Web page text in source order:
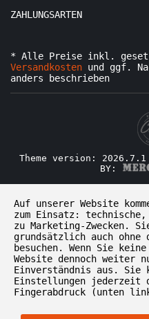
ZAHLUNGSARTEN
* Alle Preise inkl.
Versandkosten und ggf.
anders beschrieben
Theme version: 2026.7.1
BY:
Auf unserer Website
zum Einsatz:
zu Marketing-Zwecken.
grundsätzlich auch ohne
besuchen. Wenn Sie
Website dennoch weiter
Einverständnis aus. Sie
Einstellungen jederzeit
Fingerabdruck (unten